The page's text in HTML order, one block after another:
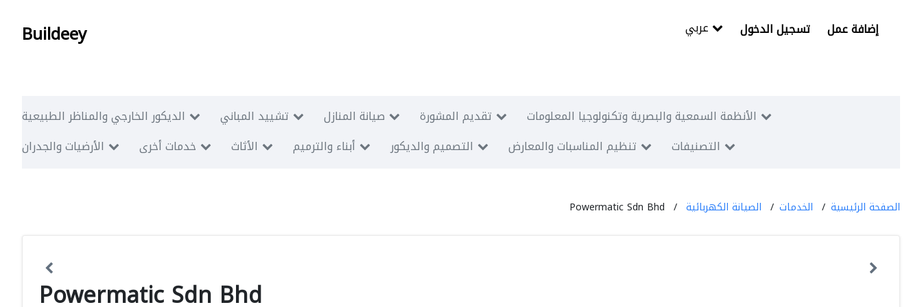
Buildeey تسجيل الدخول إضافة عمل
الديكور الخارجي والمناظر الطبيعية تشييد المباني صيانة المنازل تقديم المشورة
الأنظمة السمعية والبصرية وتكنولوجيا المعلومات
الأرضيات والجدران
خدمات أخرى الأثاث أبناء والترميم التصميم والديكور تنظيم المناسبات والمعارض التصنيفات
الصفحة الرئيسية الخدمات الصيانة الكهربائية Powermatic Sdn Bhd
Powermatic Sdn Bhd